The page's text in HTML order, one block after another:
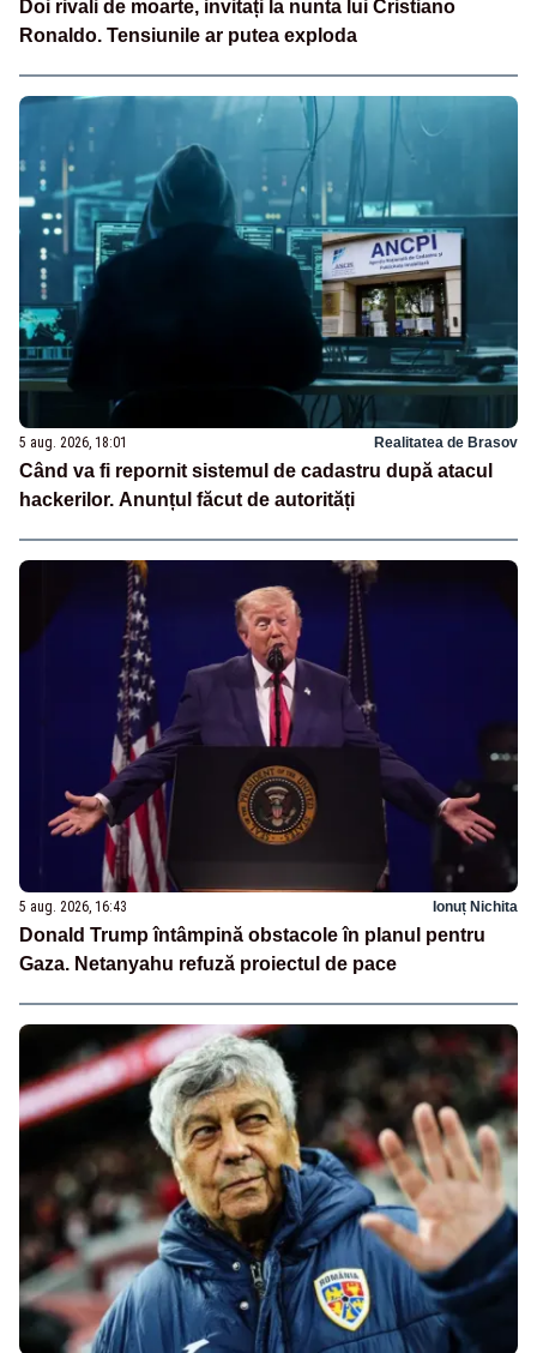
Doi rivali de moarte, invitați la nunta lui Cristiano
Ronaldo. Tensiunile ar putea exploda
5 aug. 2026, 18:01 Realitatea de Brasov
Când va fi repornit sistemul de cadastru după atacul
hackerilor. Anunțul făcut de autorități
5 aug. 2026, 16:43 Ionuț Nichita
Donald Trump întâmpină obstacole în planul pentru
Gaza. Netanyahu refuză proiectul de pace